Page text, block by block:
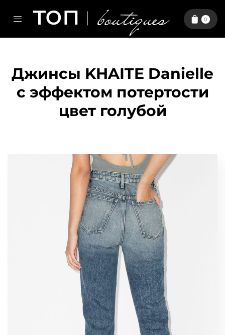
0
Джинсы KHAITE Danielle
с эффектом потертости
цвет голубой